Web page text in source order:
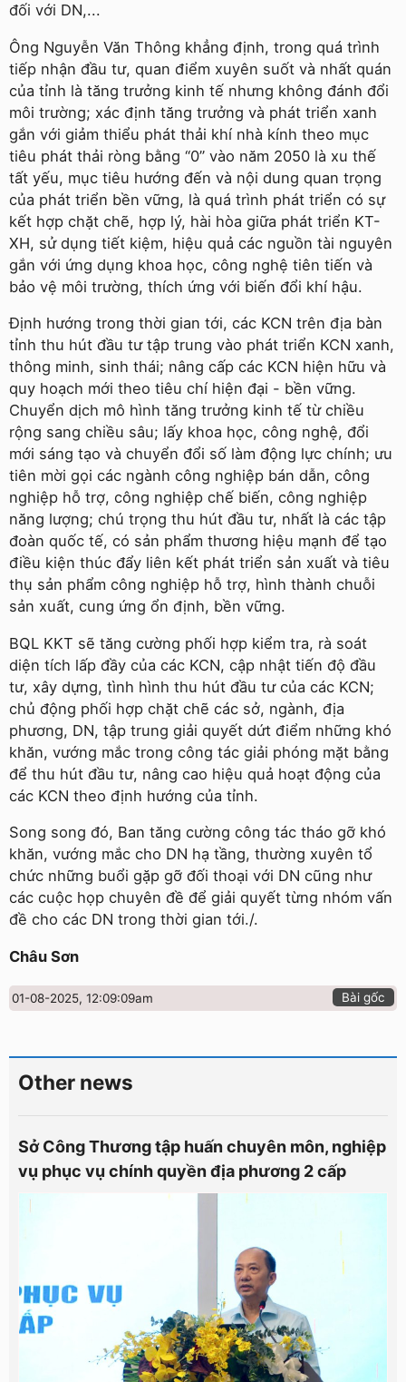
đối với DN,...
Ông Nguyễn Văn Thông khẳng định, trong quá trình
tiếp nhận đầu tư, quan điểm xuyên suốt và nhất quán
của tỉnh là tăng trưởng kinh tế nhưng không đánh đổi
môi trường; xác định tăng trưởng và phát triển xanh
gắn với giảm thiểu phát thải khí nhà kính theo mục
tiêu phát thải ròng bằng “0” vào năm 2050 là xu thế
tất yếu, mục tiêu hướng đến và nội dung quan trọng
của phát triển bền vững, là quá trình phát triển có sự
kết hợp chặt chẽ, hợp lý, hài hòa giữa phát triển KT-
XH, sử dụng tiết kiệm, hiệu quả các nguồn tài nguyên
gắn với ứng dụng khoa học, công nghệ tiên tiến và
bảo vệ môi trường, thích ứng với biến đổi khí hậu.
Định hướng trong thời gian tới, các KCN trên địa bàn
tỉnh thu hút đầu tư tập trung vào phát triển KCN xanh,
thông minh, sinh thái; nâng cấp các KCN hiện hữu và
quy hoạch mới theo tiêu chí hiện đại - bền vững.
Chuyển dịch mô hình tăng trưởng kinh tế từ chiều
rộng sang chiều sâu; lấy khoa học, công nghệ, đổi
mới sáng tạo và chuyển đổi số làm động lực chính; ưu
tiên mời gọi các ngành công nghiệp bán dẫn, công
nghiệp hỗ trợ, công nghiệp chế biến, công nghiệp
năng lượng; chú trọng thu hút đầu tư, nhất là các tập
đoàn quốc tế, có sản phẩm thương hiệu mạnh để tạo
điều kiện thúc đẩy liên kết phát triển sản xuất và tiêu
thụ sản phẩm công nghiệp hỗ trợ, hình thành chuỗi
sản xuất, cung ứng ổn định, bền vững.
BQL KKT sẽ tăng cường phối hợp kiểm tra, rà soát
diện tích lấp đầy của các KCN, cập nhật tiến độ đầu
tư, xây dựng, tình hình thu hút đầu tư của các KCN;
chủ động phối hợp chặt chẽ các sở, ngành, địa
phương, DN, tập trung giải quyết dứt điểm những khó
khăn, vướng mắc trong công tác giải phóng mặt bằng
để thu hút đầu tư, nâng cao hiệu quả hoạt động của
các KCN theo định hướng của tỉnh.
Song song đó, Ban tăng cường công tác tháo gỡ khó
khăn, vướng mắc cho DN hạ tầng, thường xuyên tổ
chức những buổi gặp gỡ đối thoại với DN cũng như
các cuộc họp chuyên đề để giải quyết từng nhóm vấn
đề cho các DN trong thời gian tới./.
Châu Sơn
01-08-2025, 12:09:09am Bài gốc
Other news
Sở Công Thương tập huấn chuyên môn, nghiệp
vụ phục vụ chính quyền địa phương 2 cấp